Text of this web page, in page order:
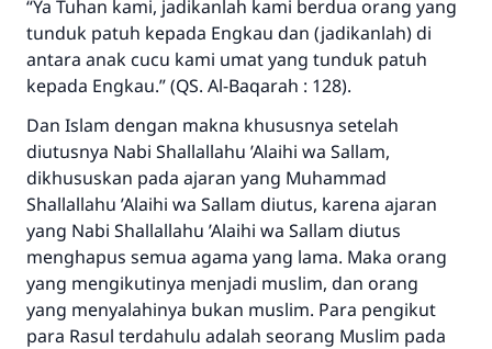
“Ya Tuhan kami, jadikanlah kami berdua orang yang
tunduk patuh kepada Engkau dan (jadikanlah) di
antara anak cucu kami umat yang tunduk patuh
kepada Engkau.”(QS. Al-Baqarah : 128).
Dan Islam dengan makna khususnya setelah
diutusnya Nabi Shallallahu ’Alaihi wa Sallam,
dikhususkan pada ajaran yang Muhammad
Shallallahu ’Alaihi wa Sallam diutus, karena ajaran
yang Nabi Shallallahu ’Alaihi wa Sallam diutus
menghapus semua agama yang lama. Maka orang
yang mengikutinya menjadi muslim, dan orang
yang menyalahinya bukan muslim. Para pengikut
para Rasul terdahulu adalah seorang Muslim pada